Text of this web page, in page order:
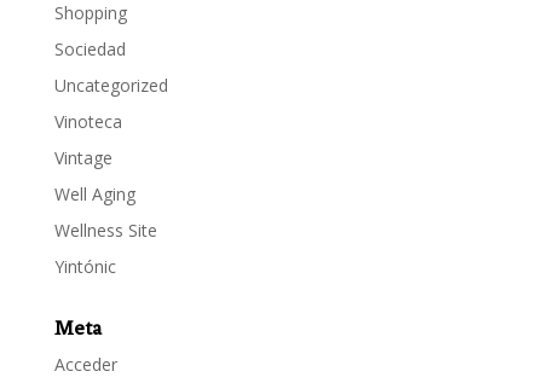
Shopping
Sociedad
Uncategorized
Vinoteca
Vintage
Well Aging
Wellness Site
Yintónic
Meta
Acceder